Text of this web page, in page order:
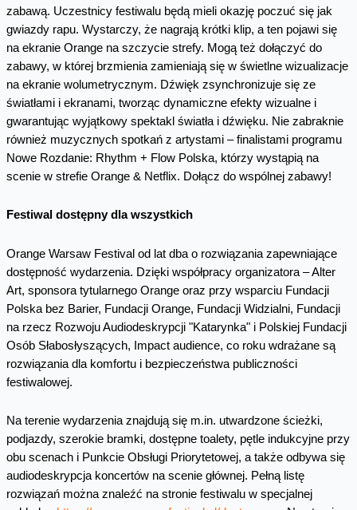
zabawą. Uczestnicy festiwalu będą mieli okazję poczuć się jak
gwiazdy rapu. Wystarczy, że nagrają krótki klip, a ten pojawi się
na ekranie Orange na szczycie strefy. Mogą też dołączyć do
zabawy, w której brzmienia zamieniają się w świetlne wizualizacje
na ekranie wolumetrycznym. Dźwięk zsynchronizuje się ze
światłami i ekranami, tworząc dynamiczne efekty wizualne i
gwarantując wyjątkowy spektakl światła i dźwięku. Nie zabraknie
również muzycznych spotkań z artystami – finalistami programu
Nowe Rozdanie: Rhythm + Flow Polska, którzy wystąpią na
scenie w strefie Orange & Netflix. Dołącz do wspólnej zabawy!
Festiwal dostępny dla wszystkich
Orange Warsaw Festival od lat dba o rozwiązania zapewniające
dostępność wydarzenia. Dzięki współpracy organizatora – Alter
Art, sponsora tytularnego Orange oraz przy wsparciu Fundacji
Polska bez Barier, Fundacji Orange, Fundacji Widzialni, Fundacji
na rzecz Rozwoju Audiodeskrypcji "Katarynka" i Polskiej Fundacji
Osób Słabosłyszących, Impact audience, co roku wdrażane są
rozwiązania dla komfortu i bezpieczeństwa publiczności
festiwalowej.
Na terenie wydarzenia znajdują się m.in. utwardzone ścieżki,
podjazdy, szerokie bramki, dostępne toalety, pętle indukcyjne przy
obu scenach i Punkcie Obsługi Priorytetowej, a także odbywa się
audiodeskrypcja koncertów na scenie głównej. Pełną listę
rozwiązań można znaleźć na stronie festiwalu w specjalnej